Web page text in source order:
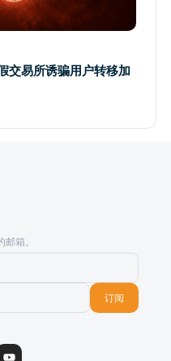
交易所诱骗用户转移加
箱。
订阅